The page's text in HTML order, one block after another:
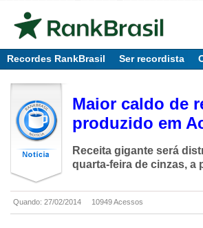
Recordes RankBrasil Ser recordista
Maior caldo de
produzido em
Receita gigante será
quarta-feira de cinzas, a
Quando: 27/02/2014 10949 Acessos